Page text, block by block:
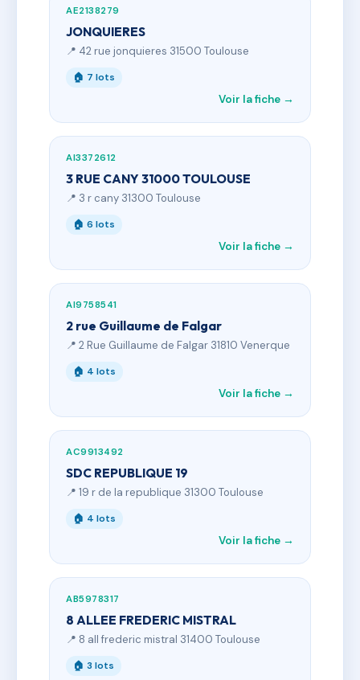
AE2138279
JONQUIERES
📍 42 rue jonquieres 31500 Toulouse
🏠 7 lots
Voir la fiche →
AI3372612
3 RUE CANY 31000 TOULOUSE
📍 3 r cany 31300 Toulouse
🏠 6 lots
Voir la fiche →
AI9758541
2 rue Guillaume de Falgar
📍 2 Rue Guillaume de Falgar 31810 Venerque
🏠 4 lots
Voir la fiche →
AC9913492
SDC REPUBLIQUE 19
📍 19 r de la republique 31300 Toulouse
🏠 4 lots
Voir la fiche →
AB5978317
8 ALLEE FREDERIC MISTRAL
📍 8 all frederic mistral 31400 Toulouse
🏠 3 lots